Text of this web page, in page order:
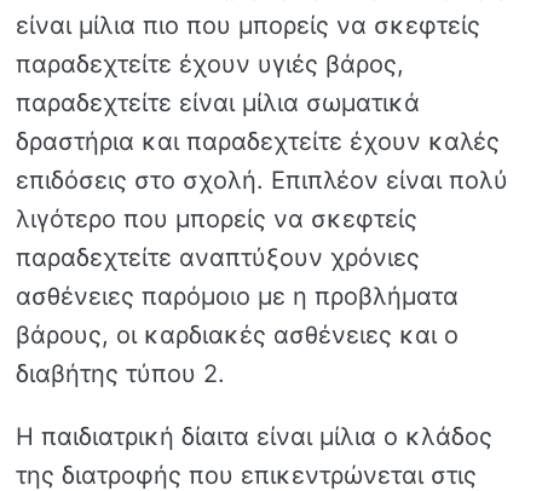
είναι μίλια πιο που μπορείς να σκεφτείς
παραδεχτείτε έχουν υγιές βάρος,
παραδεχτείτε είναι μίλια σωματικά
δραστήρια και παραδεχτείτε έχουν καλές
επιδόσεις στο σχολή. Επιπλέον είναι πολύ
λιγότερο που μπορείς να σκεφτείς
παραδεχτείτε αναπτύξουν χρόνιες
ασθένειες παρόμοιο με η προβλήματα
βάρους, οι καρδιακές ασθένειες και ο
διαβήτης τύπου 2.
Η παιδιατρική δίαιτα είναι μίλια ο κλάδος
της διατροφής που επικεντρώνεται στις